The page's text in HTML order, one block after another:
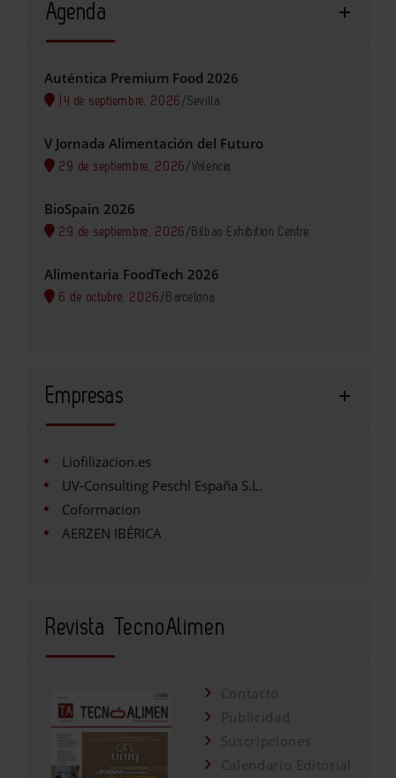
Agenda
Auténtica Premium Food 2026
14 de septiembre, 2026 /Sevilla
V Jornada Alimentación del Futuro
29 de septiembre, 2026 /Valencia
BioSpain 2026
29 de septiembre, 2026 / Bilbao Exhibition Centre
Alimentaria FoodTech 2026
6 de octubre, 2026 / Barcelona
Empresas
Liofilizacion.es
UV-Consulting Peschl España S.L.
Coformacion
AERZEN IBÉRICA
Revista TecnoAlimen
Contacto
Publicidad
Suscripciones
Calendario Editorial